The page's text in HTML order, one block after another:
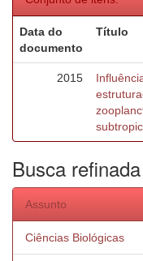
Data do
documento
Título
2015
Busca refinada
Assunto
Ciências Biológicas